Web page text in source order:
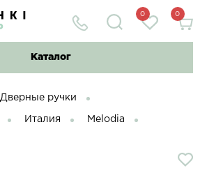
0 0
Каталог
Дверные ручки
Италия Melodia